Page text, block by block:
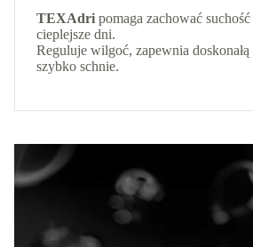
TEXAdri pomaga zachować
cieplejsze dni.
Reguluje wilgoć, zapewnia
szybko schnie.